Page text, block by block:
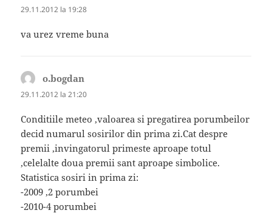
29.11.2012 la 19:28
va urez vreme buna
o.bogdan
29.11.2012 la 21:20
Conditiile meteo ,valoarea si pregatirea porumbeilor
decid numarul sosirilor din prima zi.Cat despre
premii ,invingatorul primeste aproape totul
,celelalte doua premii sant aproape simbolice.
Statistica sosiri in prima zi:
-2009 ,2 porumbei
-2010-4 porumbei